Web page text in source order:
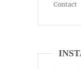
Contact